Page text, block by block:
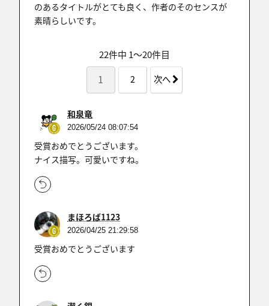
のあるタイトルがとても良く、作者のそのセンスが
素晴らしいです。
22件中 1〜20件目
1 2 次へ
和泉竜
2026/05/24 08:07:54
受賞おめでとうございます。
ナイス描写。可愛いですね。
まほろば1123
2026/04/25 21:29:58
受賞おめでとうございます